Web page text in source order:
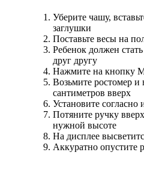
Уберите чашу,
заглушки
Поставьте весы на
Ребенок должен
друг другу
Нажмите на кнопку
Возьмите ростомер и
сантиметров вверх
Установите согласно
Потяните ручку
нужной высоте
На дисплее
Аккуратно опустите